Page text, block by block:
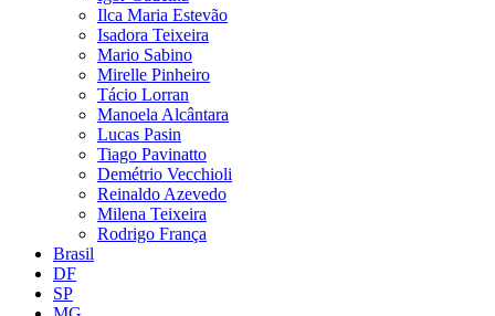
Ilca Maria Estevão
Isadora Teixeira
Mario Sabino
Mirelle Pinheiro
Tácio Lorran
Manoela Alcântara
Lucas Pasin
Tiago Pavinatto
Demétrio Vecchioli
Reinaldo Azevedo
Milena Teixeira
Rodrigo França
Brasil
DF
SP